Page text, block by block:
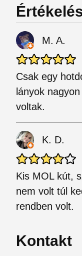
M. A.
Csak egy
lányok
voltak.
K. D.
Kis MOL kút,
nem volt túl
rendben volt.
Kontakt